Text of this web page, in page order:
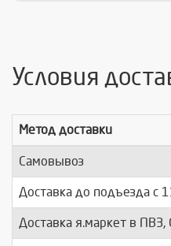
Условия
Метод доставки
Самовывоз
Доставка до подъезда c
Доставка я.маркет в ПВЗ,